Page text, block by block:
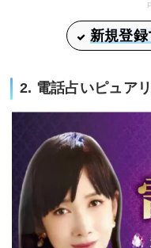
新規登録
2. 電話占いピュアリ